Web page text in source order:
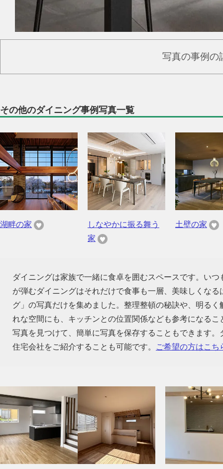
写真の事例の
その他のダイニング事例写真一覧
湖畔の家
しなやかに振る舞う
家
土壁の家
ダイニングは家族で一緒に食卓を囲むスペースです。い
が弾むダイニングはそれだけで食事も一層、美味しくな
グ」の写真だけを集めました。整理整頓の秘訣や、明る
れな空間にも、キッチンとの位置関係なども参考になる
写真を見つけて、簡単に写真を保存することもできます
住宅会社をご紹介することも可能です。
ご希望の方はこち